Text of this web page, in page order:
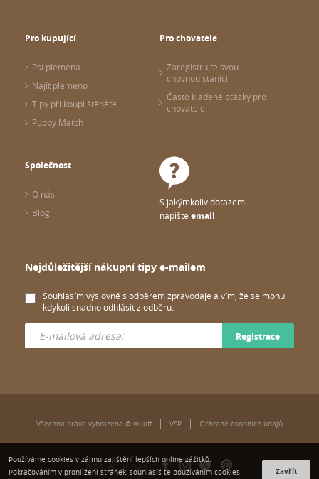
Pro kupující
Psí plemena
Najít plemeno
Tipy při koupi štěněte
Puppy Match
Pro chovatele
Zaregistrujte svou
chovnou stanici
Často kladené otázky pro
chovatele
Společnost
O nás
Blog
S jakýmkoliv dotazem
napište email
Nejdůležitější nákupní tipy e-mailem
Souhlasím výslovně s odběrem zpravodaje a vím, že se mohu
kdykoli snadno odhlásit z odběru.
Registrace
Všechna práva vyhrazena © wuuff VSP Ochraně osobních údajů
Následuj nás:
Používáme cookies v zájmu zajištění lepších online zážitků.
Pokračováním v prohlížení stránek, souhlasíš te používáním cookies
Zavřít